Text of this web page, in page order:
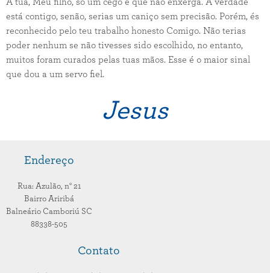
está contigo, senão, serias um caniço sem precisão. Porém, és
reconhecido pelo teu trabalho honesto Comigo. Não terias
poder nenhum se não tivesses sido escolhido, no entanto,
muitos foram curados pelas tuas mãos. Esse é o maior sinal
que dou a um servo fiel.
Jesus
Endereço
Rua: Azulão, n° 21
Bairro Ariribá
Balneário Camboriú SC
88338-505
Contato